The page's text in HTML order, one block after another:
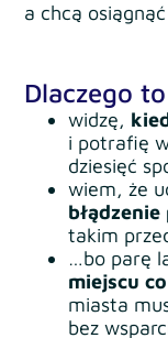
a chcą osiągnąć
Dlaczego
widzę,
i potrafię
dziesięć
wiem, że
takim
…bo parę
miejscu
miasta
bez